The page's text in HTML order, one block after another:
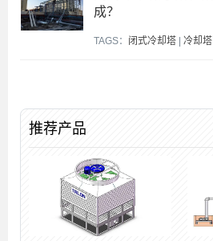
成？
TAGS： 闭式冷却塔 | 冷却塔
推荐产品